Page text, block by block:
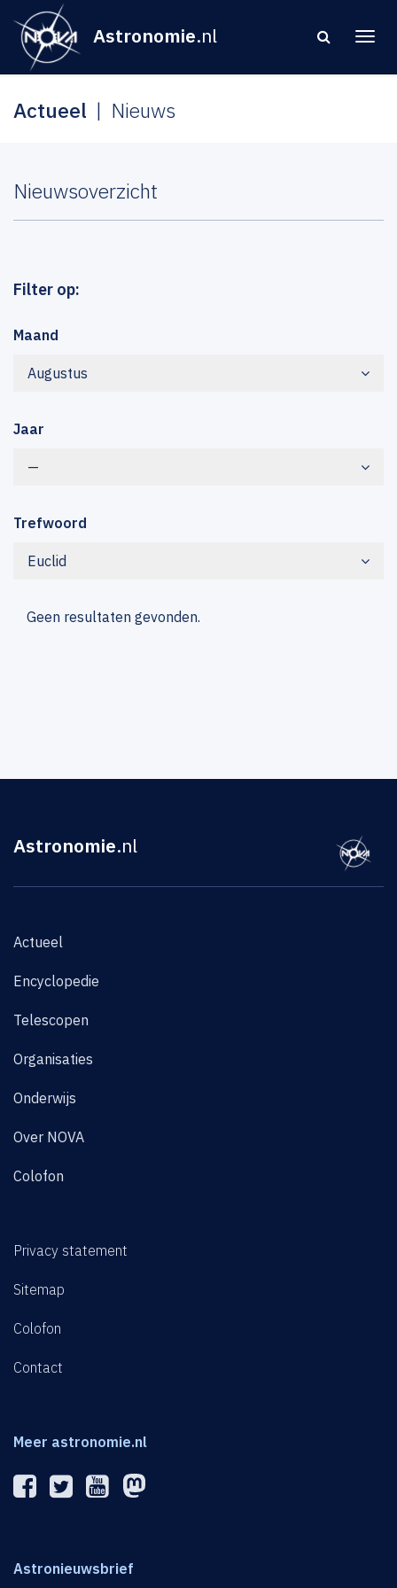
Astronomie.nl
Actueel Nieuws
Nieuwsoverzicht
Filter op:
Maand
Augustus
Jaar
—
Trefwoord
Euclid
Geen resultaten gevonden.
Astronomie.nl
Actueel
Encyclopedie
Telescopen
Organisaties
Onderwijs
Over NOVA
Colofon
Privacy statement
Sitemap
Colofon
Contact
Meer astronomie.nl
Astronieuwsbrief